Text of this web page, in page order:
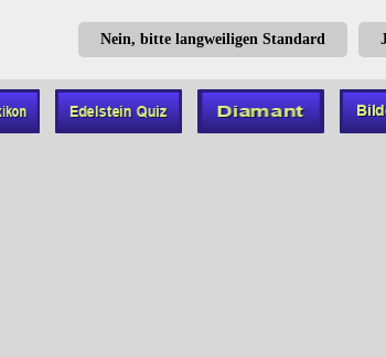
Nein, bitte langweiligen Standard